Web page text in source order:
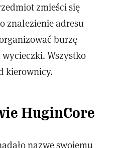
zmieści się
znalezienie adresu
burzę
Wszystko
kierownicy.
HuginCore
nazwę swojemu